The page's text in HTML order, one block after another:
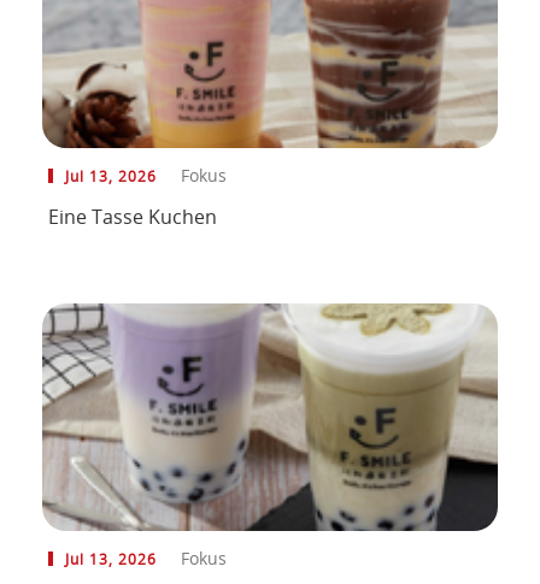
Jul 13, 2026 Fokus
Eine Tasse Kuchen
Jul 13, 2026 Fokus